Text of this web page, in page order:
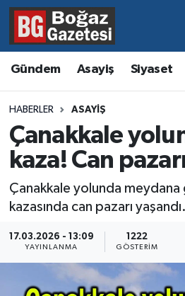
Gündem Asayiş Siyaset
HABERLER ASAYIŞ
Çanakkale
kaza! Can
Çanakkale yolunda
kazasında can pazarı yaşandı.
17.03.2026 - 13:09
YAYINLANMA
1222
GÖSTERIM
Asayiş
Eğitim
Ekonomi
Gündem
Kültür ve Sanat
Magazin
Resmi İlanlar
Hava Durumu
Trafik Durumu
Süper Lig Puan Durumu
Tüm Manşetler
Son Dakika Haberleri
Haber Arşivi